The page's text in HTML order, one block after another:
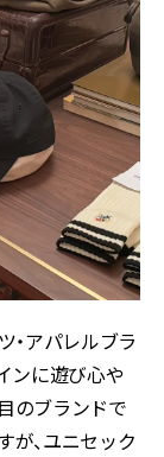
・アパレルブラ
ンに遊び心や
のブランドで
が、ユニセック